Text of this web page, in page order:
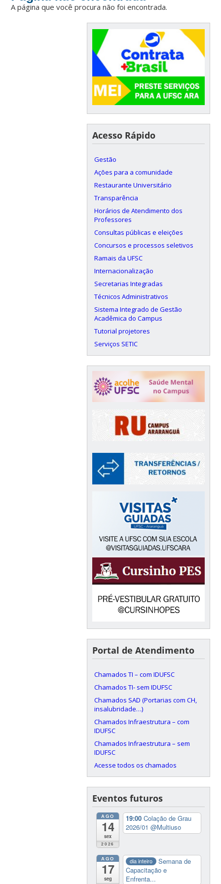
A página que você procura não foi encontrada.
Acesso Rápido
Gestão
Ações para a comunidade
Restaurante Universitário
Transparência
Horários de Atendimento dos
Professores
Consultas públicas e eleições
Concursos e processos seletivos
Ramais da UFSC
Internacionalização
Secretarias Integradas
Técnicos Administrativos
Sistema Integrado de Gestão
Acadêmica do Campus
Tutorial projetores
Serviços SETIC
Portal de Atendimento
Chamados TI – com IDUFSC
Chamados TI- sem IDUFSC
Chamados SAD (Portarias com CH,
insalubridade…)
Chamados Infraestrutura – com
IDUFSC
Chamados Infraestrutura – sem
IDUFSC
Acesse todos os chamados
Eventos futuros
AGO
14
sex
2026
19:00Colação de Grau
2026/01@Multiuso
AGO
17
seg
dia inteiro
Semana de
Capacitação e
Enfrenta...